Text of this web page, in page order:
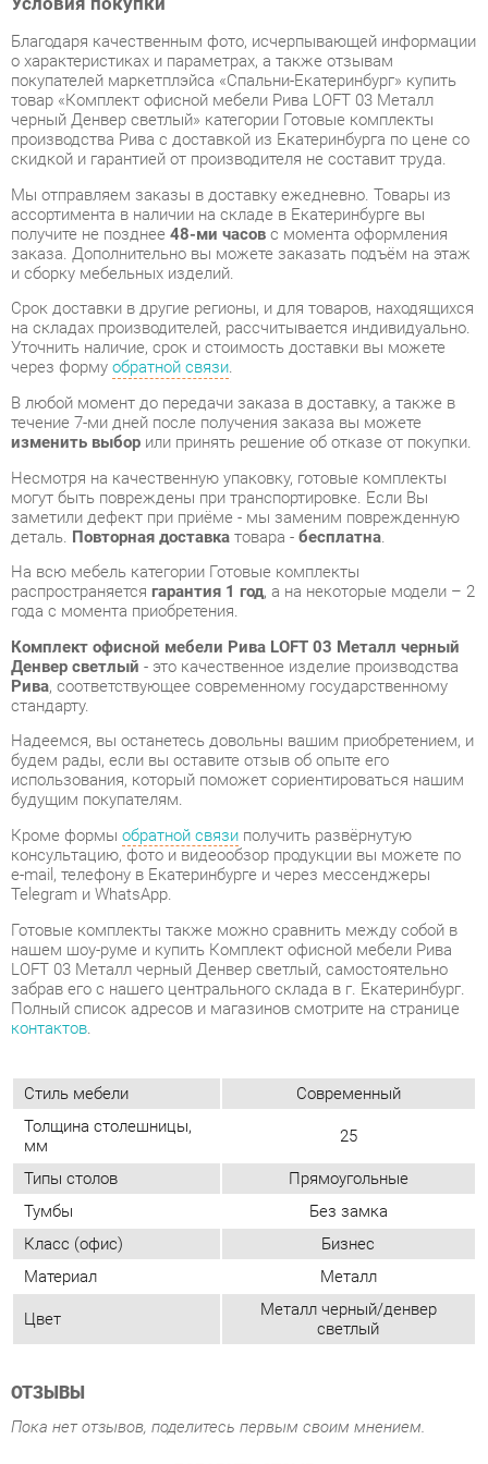
товар «Комплект офисной мебели Рива LOFT 03 Металл
черный Денвер светлый» категории Готовые комплекты
производства Рива с доставкой из Екатеринбурга по цене со
скидкой и гарантией от производителя не составит труда.
Мы отправляем заказы в доставку ежедневно. Товары из
ассортимента в наличии на складе в Екатеринбурге вы
получите не позднее48-ми часов с момента оформления
заказа. Дополнительно вы можете заказать подъём на этаж
и сборку мебельных изделий.
Срок доставки в другие регионы, и для товаров, находящихся
на складах производителей, рассчитывается индивидуально.
Уточнить наличие, срок и стоимость доставки вы можете
через формуобратной связи.
В любой момент до передачи заказа в доставку, а также в
течение 7-ми дней после получения заказа вы можете
изменить выборили принять решение об отказе от покупки.
Несмотря на качественную упаковку, готовые комплекты
могут быть повреждены при транспортировке. Если Вы
заметили дефект при приёме - мы заменим поврежденную
деталь.Повторная доставкатовара -бесплатна.
На всю мебель категории Готовые комплекты
распространяетсягарантия 1 год , а на некоторые модели – 2
года с момента приобретения.
Комплект офисной мебели Рива LOFT 03 Металл черный
Денвер светлый - это качественное изделие производства
Рива, соответствующее современному государственному
стандарту.
будем рады, если вы оставите отзыв об опыте его
использования, который поможет сориентироваться нашим
будущим покупателям.
консультацию, фото и видеообзор продукции вы можете по
e-mail, телефону в Екатеринбурге и через мессенджеры
Telegram и WhatsApp.
Готовые комплекты также можно сравнить между собой в
нашем шоу-руме и купить Комплект офисной мебели Рива
LOFT 03 Металл черный Денвер светлый, самостоятельно
забрав его с нашего центрального склада в г. Екатеринбург.
Полный список адресов и магазинов смотрите на странице
контактов
Стиль мебели
Современный
Толщина столешницы,
мм
25
Тумбы
Без замка
Класс (офис)
Материал Металл
Цвет
Металл черный/денвер
светлый
ОТЗЫВЫ
Пока нет отзывов, поделитесь первым своим мнением.
ПОХОЖИЕ ТОВАРЫ